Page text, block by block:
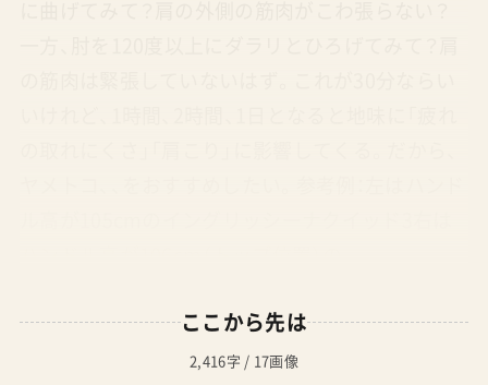
いけれど、ハンドル形状がラウンドしているので
どこでも持ちやすく、見た目の威圧感も低め。一
ここから先は
2,416字 / 17画像